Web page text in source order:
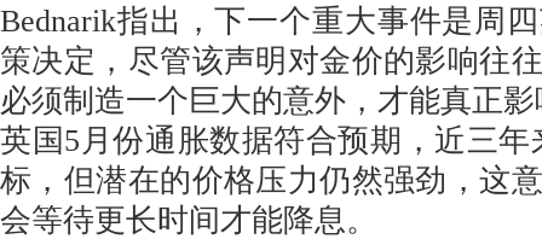
Bednarik指出，下一个重大事件是周
策决定，尽管该声明对金价的影响往
必须制造一个巨大的意外，才能真正
英国5月份通胀数据符合预期，近三年
标，但潜在的价格压力仍然强劲，这
会等待更长时间才能降息。